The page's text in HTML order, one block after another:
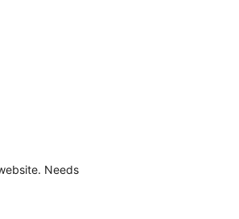
Needs